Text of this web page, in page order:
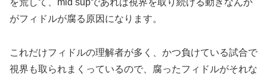
を荒して、mid supであれば視界を取り続ける動きなんか
がフィドルが腐る原因になります。
これだけフィドルの理解者が多く、かつ負けている試合で
視界も取られまくっているので、腐ったフィドルがそれな